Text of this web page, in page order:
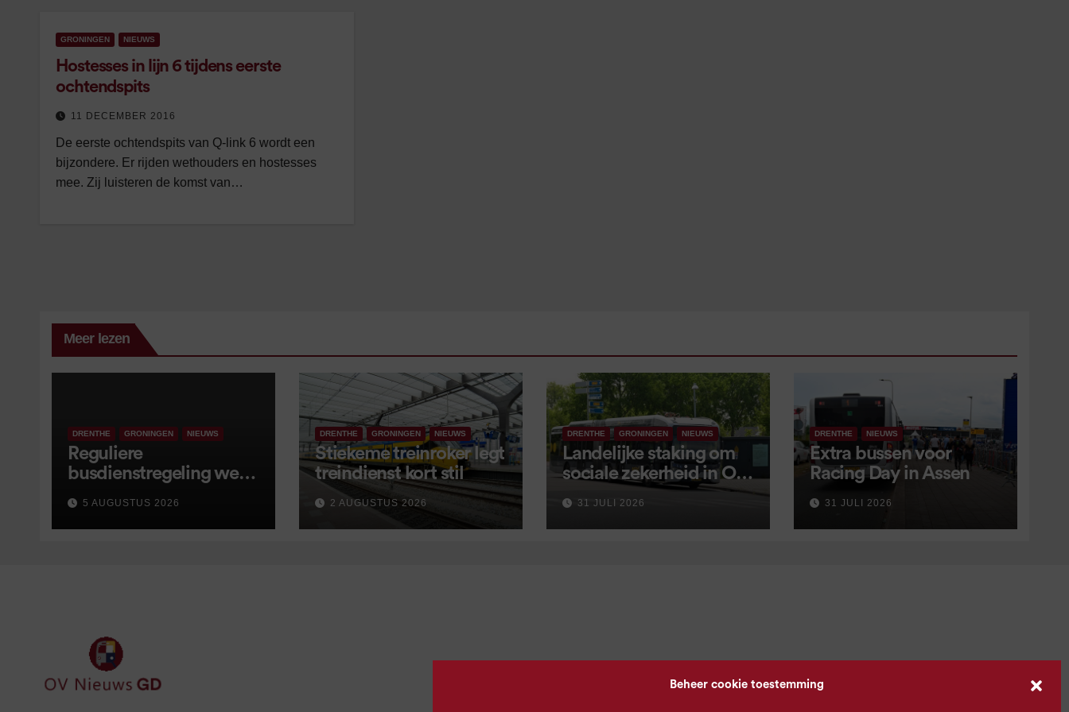
Beheer cookie toestemming
GRONINGEN NIEUWS
Hostesses in lijn 6 tijdens eerste
ochtendspits
11 DECEMBER 2016
De eerste ochtendspits van Q-link 6 wordt een
bijzondere. Er rijden wethouders en hostesses
mee. Zij luisteren de komst van…
Meer lezen
DRENTHE GRONINGEN NIEUWS
Reguliere
busdienstregeling weer
van start, met kleine
wijzigingen
5 AUGUSTUS 2026
DRENTHE GRONINGEN NIEUWS
Stiekeme treinroker legt
treindienst kort stil
2 AUGUSTUS 2026
DRENTHE GRONINGEN NIEUWS
Landelijke staking om
sociale zekerheid in OV
aangekondigd voor 9
september
31 JULI 2026
DRENTHE NIEUWS
Extra bussen voor
Racing Day in Assen
31 JULI 2026